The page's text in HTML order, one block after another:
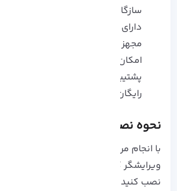
سازگاری با اکثر سیستم عامل ها
دارای Zen mode
مجهز به سیستم یکپارچه سازی Git
امکان اضافه کردن یک زبان برنامه
پشتیبانی از اکثر زبان های برنامه
رایگان بودن این ویرایشگر
نحوه نصب vscode در آلما لینوکس
با انجام مراحل توضیح شده در این
ویرایشگر کاربردی را در سیستم عامل
نصب کنیدمراحل زیر را جهت نصب دنبال